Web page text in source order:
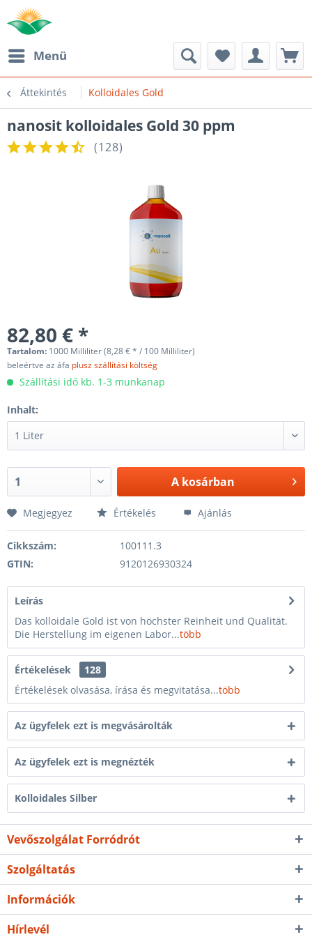
Menü
Áttekintés Kolloidales Gold
nanosit kolloidales Gold 30 ppm
(128)
82,80 € *
Tartalom: 1000 Milliliter (8,28 € * / 100 Milliliter)
beleértve az áfa plusz szállítási költség
Szállítási idő kb. 1-3 munkanap
Inhalt:
A kosárban
Megjegyez Értékelés Ajánlás
Cikkszám:
100111.3
GTIN:
9120126930324
Leírás
Das kolloidale Gold ist von höchster Reinheit und Qualität.
Die Herstellung im eigenen Labor...több
Értékelések
128
Értékelések olvasása, írása és megvitatása...több
Az ügyfelek ezt is megvásárolták
Az ügyfelek ezt is megnézték
Kolloidales Silber
Vevőszolgálat Forródrót
Szolgáltatás
Információk
Hírlevél